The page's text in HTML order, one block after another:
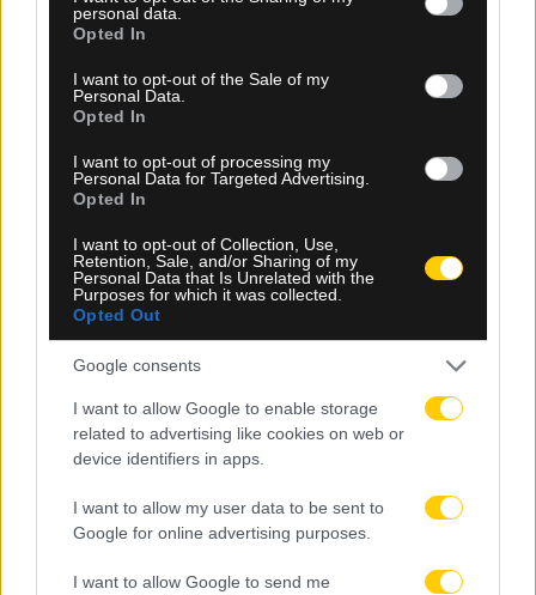
grant or deny consent to Google and its third-party tags to
use your data for below specified purposes in below Google
consent section.
personal data.
Opted In
I want to opt-out of the Sale of my
Personal Data.
Opted In
I want to opt-out of processing my
Personal Data for Targeted Advertising.
Opted In
I want to opt-out of Collection, Use,
Retention, Sale, and/or Sharing of my
Personal Data that Is Unrelated with the
Purposes for which it was collected.
Opted Out
Google consents
I want to allow Google to enable storage
related to advertising like cookies on web or
device identifiers in apps.
I want to allow my user data to be sent to
Google for online advertising purposes.
I want to allow Google to send me
08.08.2026, 23:33
ΑΕΚ – Athens Kallithea: Τα highlights του αγώνα
(vid)